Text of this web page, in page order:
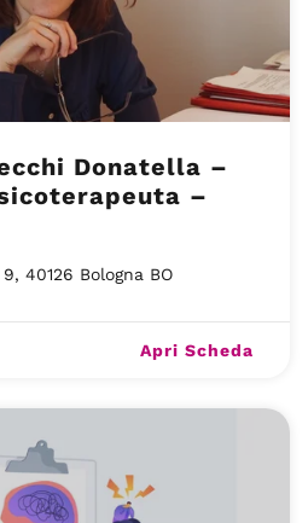
Donatella –
–
40126 Bologna BO
Apri Scheda